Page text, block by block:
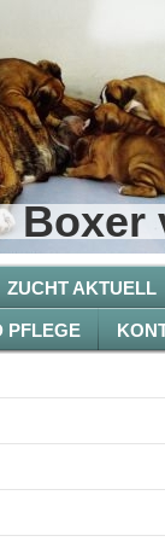
Boxer
ZUCHT AKTUELL
PFLEGE